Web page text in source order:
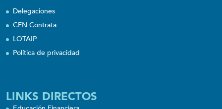
Delegaciones
CFN Contrata
LOTAIP
Política de privacidad
LINKS DIRECTOS